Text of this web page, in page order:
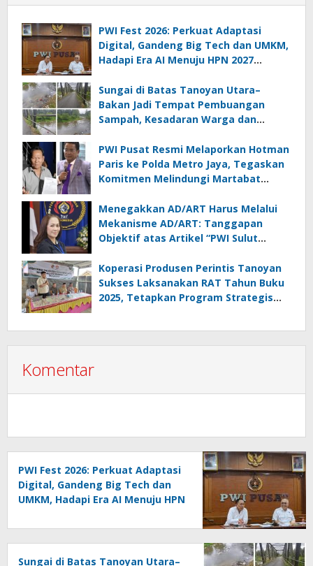
PWI Fest 2026: Perkuat Adaptasi
Digital, Gandeng Big Tech dan UMKM,
Hadapi Era AI Menuju HPN 2027
Sungai di Batas Tanoyan Utara–
Bakan Jadi Tempat Pembuangan
Sampah, Kesadaran Warga dan
PWI Pusat Resmi Melaporkan Hotman
Paris ke Polda Metro Jaya, Tegaskan
Komitmen Melindungi Martabat
Menegakkan AD/ART Harus Melalui
Mekanisme AD/ART: Tanggapan
Objektif atas Artikel “PWI Sulut
Melanggar Aturan”
Koperasi Produsen Perintis Tanoyan
Sukses Laksanakan RAT Tahun Buku
2025, Tetapkan Program Strategis
Komentar
PWI Fest 2026: Perkuat Adaptasi
Digital, Gandeng Big Tech dan
UMKM, Hadapi Era AI Menuju HPN
Sungai di Batas Tanoyan Utara–